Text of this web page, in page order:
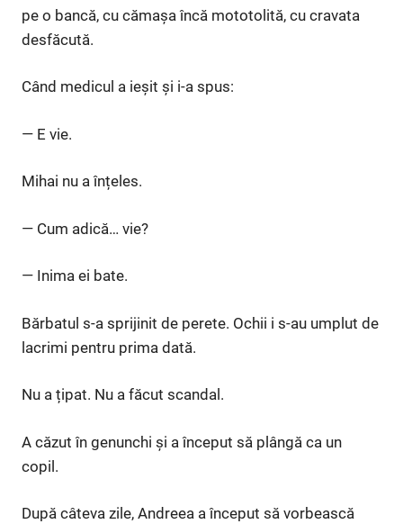
pe o bancă, cu cămașa încă mototolită, cu cravata
desfăcută.
Când medicul a ieșit și i-a spus:
— E vie.
Mihai nu a înțeles.
— Cum adică… vie?
— Inima ei bate.
Bărbatul s-a sprijinit de perete. Ochii i s-au umplut de
lacrimi pentru prima dată.
Nu a țipat. Nu a făcut scandal.
A căzut în genunchi și a început să plângă ca un
copil.
După câteva zile, Andreea a început să vorbească